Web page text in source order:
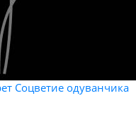
Соцветие одуванчика